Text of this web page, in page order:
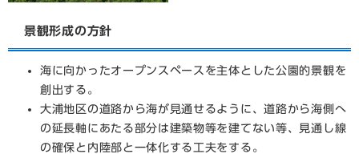
景観形成の方針
海に向かったオープンスペースを主体とした公園的景観を
創出する。
大浦地区の道路から海が見通せるように、道路から海側へ
の延長軸にあたる部分は建築物等を建てない等、見通し線
の確保と内陸部と一体化する工夫をする。